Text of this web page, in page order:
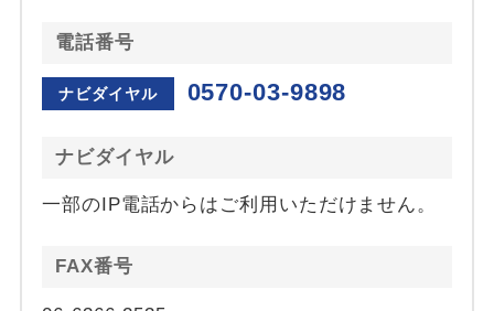
電話番号
ナビダイヤル 0570-03-9898
ナビダイヤル
一部のIP電話からはご利用いただけません。
FAX番号